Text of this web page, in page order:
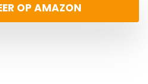
OP AMAZON